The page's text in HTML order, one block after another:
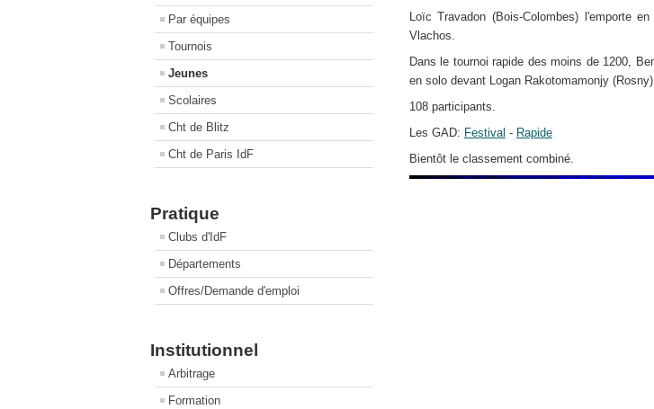
Par équipes
Tournois
Jeunes
Scolaires
Cht de Blitz
Cht de Paris IdF
Pratique
Clubs d'IdF
Départements
Offres/Demande d'emploi
Institutionnel
Arbitrage
Formation
Loïc Travadon (Bois-Colombes) l'emporte
Vlachos.
Dans le tournoi rapide des moins de 1200,
en solo devant Logan Rakotomamonjy
108 participants.
Les GAD: Festival - Rapide
Bientôt le classement combiné.